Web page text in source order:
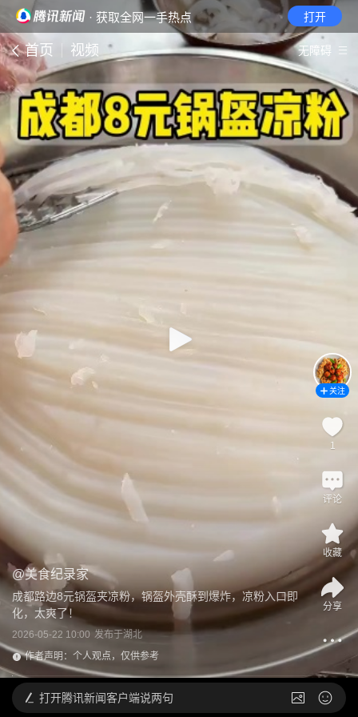
· 获取全网一手热点 打开
首页 视频 无障碍
@美食纪录家
成都路边8元锅盔夹凉粉，锅盔外壳酥到爆炸，凉粉入口即
化，太爽了！
2026-05-22 10:00 发布于湖北
作者声明：个人观点，仅供参考
关注
1
评论
收藏
分享
打开腾讯新闻客户端说两句